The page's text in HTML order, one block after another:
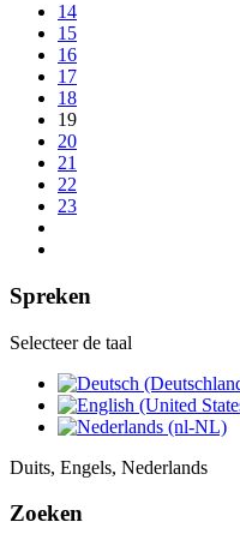
14
15
16
17
18
19
20
21
22
23
Spreken
Selecteer de taal
Duits, Engels, Nederlands
Zoeken